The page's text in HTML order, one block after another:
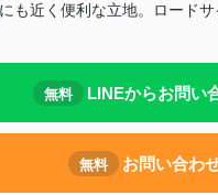
も近く便利な立地。ロード
無料 LINEからお問い
無料 お問い合わ